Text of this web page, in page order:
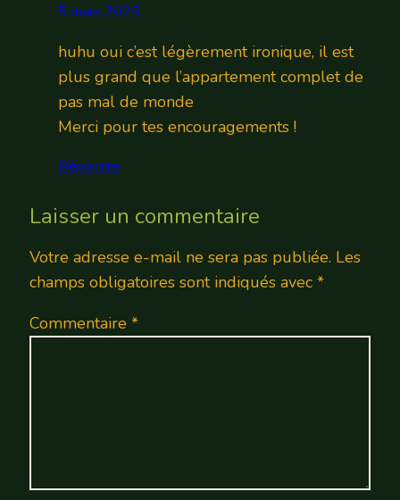
5 mars 2025
huhu oui c’est légèrement ironique, il est
plus grand que l’appartement complet de
pas mal de monde
Merci pour tes encouragements !
Répondre
Laisser un commentaire
Votre adresse e-mail ne sera pas publiée. Les
champs obligatoires sont indiqués avec *
Commentaire *